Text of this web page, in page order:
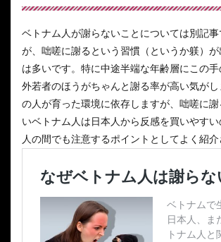
ベトナム人が謝らないことについては別記
が、咄嗟に謝るという習慣（というか躾）が
は多いです。特に中途半端な年齢層にこの
外若者のほうがちゃんと謝る率が高い気が
の人が育った環境に依存しますが、咄嗟に
いベトナム人は日本人から反感を買いやす
人の間でも注意するポイントとしてよく紹介